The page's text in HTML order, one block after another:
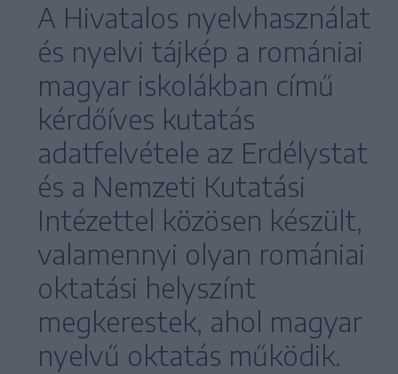
A Hivatalos nyelvhasználat
és nyelvi tájkép a romániai
magyar iskolákban című
kérdőíves kutatás
adatfelvétele az Erdélystat
és a Nemzeti Kutatási
Intézettel közösen készült,
valamennyi olyan romániai
oktatási helyszínt
megkerestek, ahol magyar
nyelvű oktatás működik.